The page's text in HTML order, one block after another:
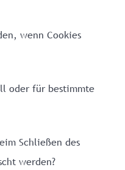
wenn Cookies
oder für bestimmte
Schließen des
werden?